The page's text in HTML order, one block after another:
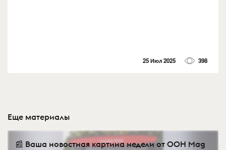
25 Июл 2025 398
Еще материалы
📰 Ваша новостная картина недели от OOH Mag